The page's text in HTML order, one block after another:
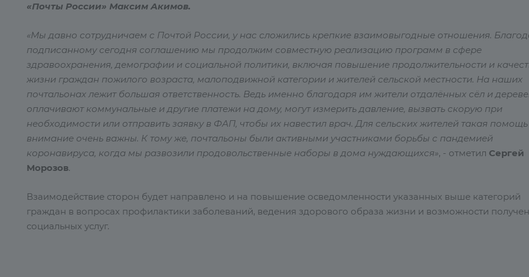
«Почты России» Максим Акимов.
«Мы давно сотрудничаем с Почтой России, у нас сложились крепкие взаимовыгодные отношения.
подписанному сегодня соглашению мы продолжим совместную реализацию программ в сфере
здравоохранения, демографии и социальной политики, включая повышение продолжительности и
жизни граждан пожилого возраста, малоподвижной категории и жителей сельской местности. На наших
почтальонах лежит большая ответственность. Ведь именно благодаря им жители отдалённых сёл и
оплачивают коммунальные и другие платежи на дому, могут измерить давление, вызвать скорую при
необходимости или отправить заявку в ФАП, чтобы их навестил врач. Для сельских жителей такая
внимание очень важны. К тому же, почтальоны были активными участниками борьбы с пандемией
коронавируса, когда мы развозили продовольственные наборы в дома нуждающихся», - отметил Сергей
Морозов.
Взаимодействие сторон будет направлено и на повышение осведомленности указанных выше категорий
граждан в вопросах профилактики заболеваний, ведения здорового образа жизни и возможности
социальных услуг.